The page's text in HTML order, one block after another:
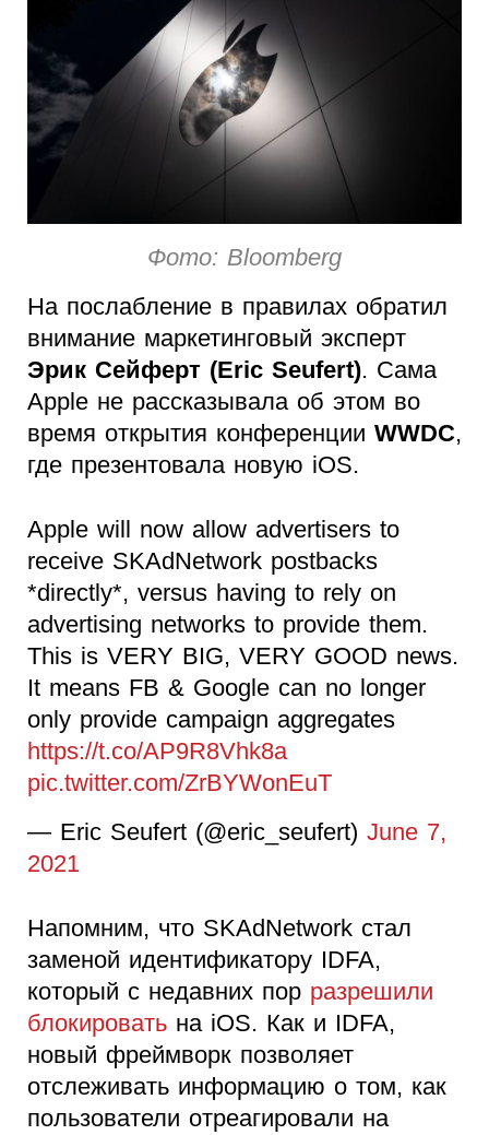
Фото: Bloomberg
На послабление в правилах обратил
внимание маркетинговый эксперт
Эрик Сейферт (Eric Seufert). Сама
Apple не рассказывала об этом во
время открытия конференции WWDC,
где презентовала новую iOS.
Apple will now allow advertisers to
receive SKAdNetwork postbacks
*directly*, versus having to rely on
advertising networks to provide them.
This is VERY BIG, VERY GOOD news.
It means FB & Google can no longer
only provide campaign aggregates
https://t.co/AP9R8Vhk8a
pic.twitter.com/ZrBYWonEuT
— Eric Seufert (@eric_seufert) June 7,
2021
Напомним, что SKAdNetwork стал
заменой идентификатору IDFA,
который с недавних пор разрешили
блокировать на iOS. Как и IDFA,
новый фреймворк позволяет
отслеживать информацию о том, как
пользователи отреагировали на